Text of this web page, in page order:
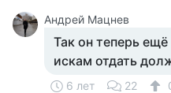
Андрей Мацнев
Так он теперь
искам отдать
6 лет 22